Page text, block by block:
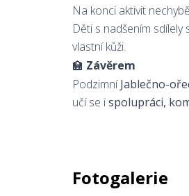
Na konci aktivit
Děti s nadšením sdílely
vlastní kůži.
🏫 Závěrem
PodzimníJablečno-
učí se ispolupráci,
Fotogalerie